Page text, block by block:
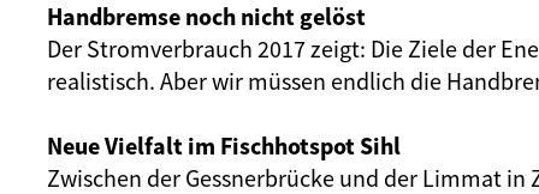
Handbremse noch nicht gelöst
Der Stromverbrauch 2017 zeigt: Die Ziele der
realistisch. Aber wir müssen endlich die
Neue Vielfalt im Fischhotspot Sihl
Zwischen der Gessnerbrücke und der Limmat in